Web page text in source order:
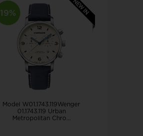
19%
Model W01.1743.119Wenger
01.1743.119 Urban
Metropolitan Chro...